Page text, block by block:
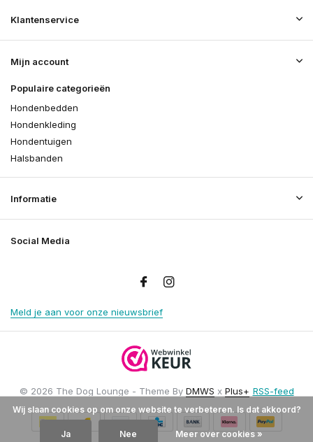
Klantenservice
Mijn account
Populaire categorieën
Hondenbedden
Hondenkleding
Hondentuigen
Halsbanden
Informatie
Social Media
Meld je aan voor onze nieuwsbrief
© 2026 The Dog Lounge - Theme By DMWS x Plus+ RSS-feed
Wij slaan cookies op om onze website te verbeteren. Is dat akkoord?
Ja Nee Meer over cookies »